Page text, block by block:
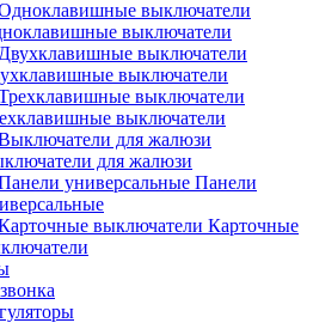
выключатели
выключатели
выключатели
для жалюзи
Панели
Карточные